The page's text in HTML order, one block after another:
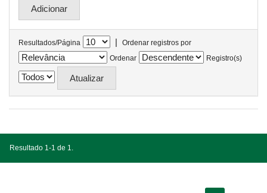
Resultados/Página |
Ordenar registros por
Ordenar
Registro(s)
Resultado 1-1 de 1.